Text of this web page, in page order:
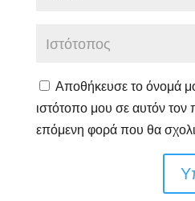
Αποθήκευσε το όνομά
ιστότοπο μου σε αυτόν τον
επόμενη φορά που θα